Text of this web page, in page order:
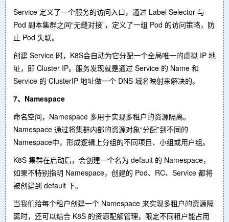
Service 定义了一个服务的访问入口，通过 Label Selector 与
Pod 副本集群之间“无缝对接”，定义了一组 Pod 的访问策略，防
止 Pod 失联。
创建 Service 时，K8S会自动为它分配一个全局唯一的虚拟 IP 地
址，即 Cluster IP。服务发现就是通过 Service 的 Name 和
Service 的 ClusterIP 地址做一个 DNS 域名映射来解决的。
7、Namespace
命名空间，Namespace 多用于实现多租户的资源隔离。
Namespace 通过将集群内部的资源对象“分配”到不同的
Namespace中，形成逻辑上分组的不同项目、小组或用户组。
K8S 集群在启动后，会创建一个名为 default 的 Namespace，
如果不特别指明 Namespace，创建的 Pod、RC、Service 都将
被创建到 default 下。
当我们给每个租户创建一个 Namespace 来实现多租户的资源隔
离时，还可以结合 K8S 的资源配额管理，限定不同租户能占用